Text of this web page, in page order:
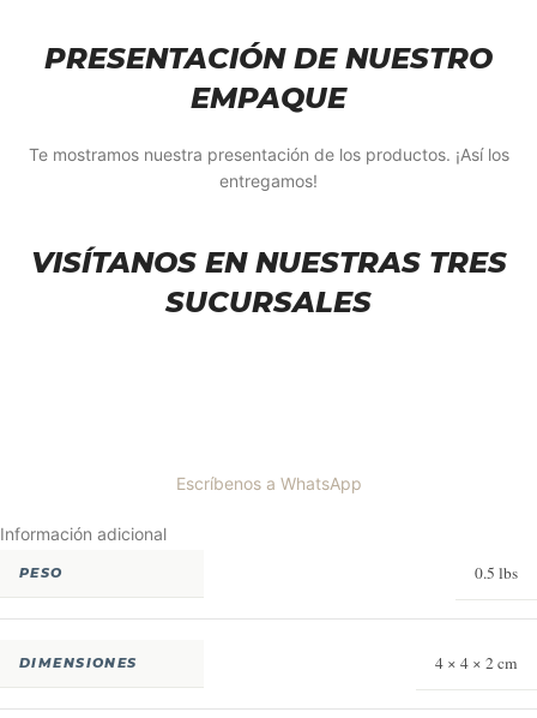
PRESENTACIÓN DE NUESTRO
EMPAQUE
Te mostramos nuestra presentación de los productos. ¡Así los
entregamos!
VISÍTANOS EN NUESTRAS TRES
SUCURSALES
Escríbenos a WhatsApp
Información adicional
PESO 0.5 lbs
DIMENSIONES 4 × 4 × 2 cm